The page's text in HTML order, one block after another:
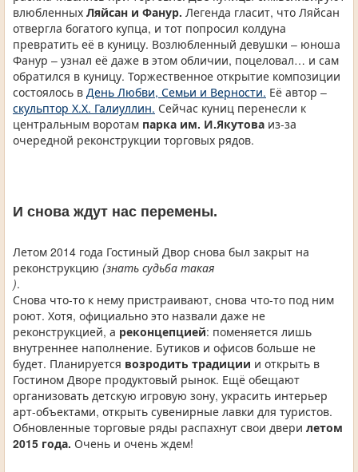
влюбленных Ляйсан и Фанур. Легенда гласит, что Ляйсан
отвергла богатого купца, и тот попросил колдуна
превратить её в куницу. Возлюбленный девушки – юноша
Фанур – узнал её даже в этом обличии, поцеловал… и сам
обратился в куницу. Торжественное открытие композиции
состоялось в День Любви, Семьи и Верности. Её автор –
скульптор Х.Х. Галиуллин. Сейчас куниц перенесли к
центральным воротам парка им. И.Якутова из-за
очередной реконструкции торговых рядов.
И снова ждут нас перемены.
Летом 2014 года Гостиный Двор снова был закрыт на
реконструкцию (знать судьба такая
).
Снова что-то к нему пристраивают, снова что-то под ним
роют. Хотя, официально это назвали даже не
реконструкцией, а реконцепцией: поменяется лишь
внутреннее наполнение. Бутиков и офисов больше не
будет. Планируется возродить традиции и открыть в
Гостином Дворе продуктовый рынок. Ещё обещают
организовать детскую игровую зону, украсить интерьер
арт-объектами, открыть сувенирные лавки для туристов.
Обновленные торговые ряды распахнут свои двери летом
2015 года. Очень и очень ждем!